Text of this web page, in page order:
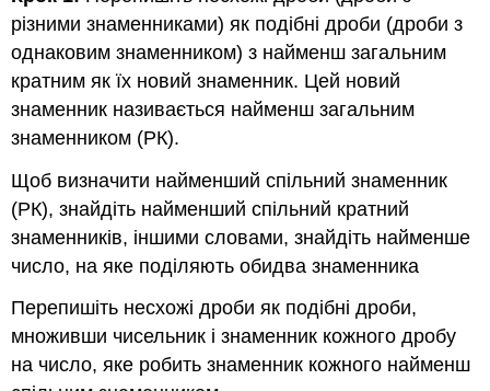
різними знаменниками) як подібні дроби (дроби з
однаковим знаменником) з найменш загальним
кратним як їх новий знаменник. Цей новий
знаменник називається найменш загальним
знаменником (РК).
Щоб визначити найменший спільний знаменник
(РК), знайдіть найменший спільний кратний
знаменників, іншими словами, знайдіть найменше
число, на яке поділяють обидва знаменника
Перепишіть несхожі дроби як подібні дроби,
множивши чисельник і знаменник кожного дробу
на число, яке робить знаменник кожного найменш